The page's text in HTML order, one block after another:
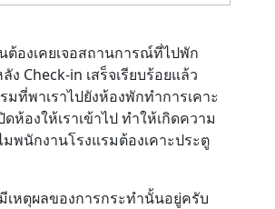
ต้องเคยเจอสถานการณ์ที่ไปพัก
ง Check-in เสร็จเรียบร้อยแล้ว
มที่พาเราไปยังห้องพักทำการเคาะ
ห้องให้เราเข้าไป ทำให้เกิดความ
พนักงานโรงแรมต้องเคาะประตู
เหตุผลของการกระทำนั้นอยู่ครับ